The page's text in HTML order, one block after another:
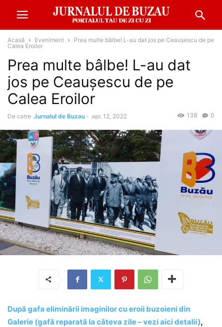
Acasă Eveniment
Prea multe bâlbe! L-au dat jos pe Ceaușescu de pe
Calea Eroilor
Prea multe bâlbe! L-au dat
jos pe Ceaușescu de pe
Calea Eroilor
De catre Jurnalul de Buzau - apr. 12, 2022 0
138
După gafa eliminării imaginilor cu eroii buzoieni din
Galerie (gafă reparată la câteva zile – vezi aici detalii),